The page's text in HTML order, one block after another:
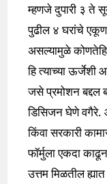
म्हणजे दुपारी ३ ते
पुढील ४ घरांचे
असल्यामुळे
हि त्याच्या ऊर्जेशी
जसे प्रमोशन बद्दल
डिसिजन घेणे वगैरे.
किंवा सरकारी
फॉर्मुला एकदा
उत्तम मिळतील